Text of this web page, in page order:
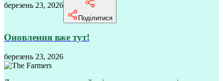
березень 23, 2026
Поділитися
Оновлення вже тут!
березень 23, 2026